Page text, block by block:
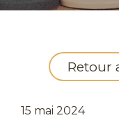
Retour
15 mai 2024